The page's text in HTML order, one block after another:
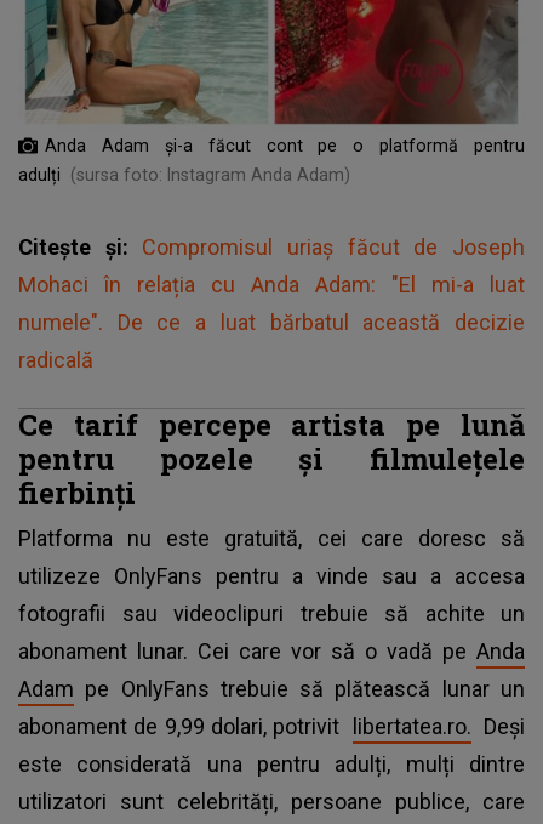
Anda Adam și-a făcut cont pe o platformă pentru
adulți
(sursa foto: Instagram Anda Adam)
Citește și: Compromisul uriaș făcut de Joseph
Mohaci în relația cu Anda Adam: "El mi-a luat
numele". De ce a luat bărbatul această decizie
radicală
Ce tarif percepe artista pe lună
pentru pozele și filmulețele
fierbinți
Platforma nu este gratuită, cei care doresc să
utilizeze OnlyFans pentru a vinde sau a accesa
fotografii sau videoclipuri trebuie să achite un
abonament lunar. Cei care vor să o vadă pe Anda
Adam pe OnlyFans trebuie să plătească lunar un
abonament de 9,99 dolari, potrivit
libertatea.ro. Deși
este considerată una pentru adulți, mulți dintre
utilizatori sunt celebrități, persoane publice, care